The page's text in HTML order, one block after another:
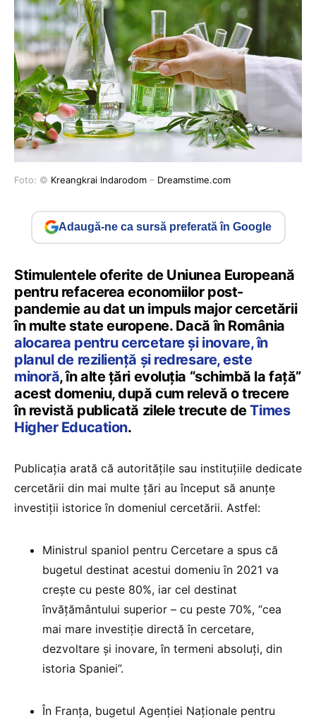
Foto: © Kreangkrai Indarodom – Dreamstime.com
Adaugă-ne ca sursă preferată în Google
Stimulentele oferite de Uniunea Europeană
pentru refacerea economiilor post-
pandemie au dat un impuls major cercetării
în multe state europene. Dacă în România
alocarea pentru cercetare și inovare, în
planul de reziliență și redresare, este
minoră, în alte țări evoluția “schimbă la față”
acest domeniu, după cum relevă o trecere
în revistă publicată zilele trecute deTimes
Higher Education.
Publicația arată că autoritățile sau instituțiile dedicate
cercetării din mai multe țări au început să anunțe
investiții istorice în domeniul cercetării. Astfel:
Ministrul spaniol pentru Cercetare a spus că
bugetul destinat acestui domeniu în 2021 va
crește cu peste 80%, iar cel destinat
învățământului superior – cu peste 70%, “cea
mai mare investiție directă în cercetare,
dezvoltare și inovare, în termeni absoluți, din
istoria Spaniei”.
În Franța, bugetul Agenției Naționale pentru